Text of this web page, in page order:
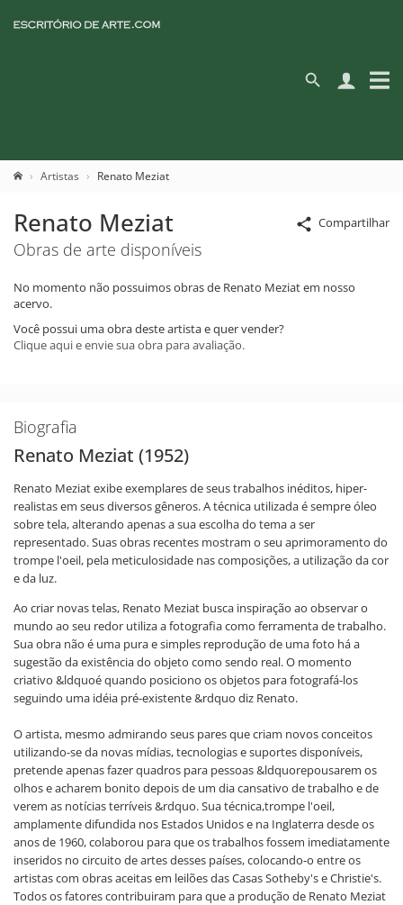
Artistas Renato Meziat
Compartilhar
Renato Meziat
Obras de arte disponíveis
No momento não possuimos obras de Renato Meziat em nosso
acervo.
Você possui uma obra deste artista e quer vender?
Clique aqui e envie sua obra para avaliação.
Biografia
Renato Meziat (1952)
Renato Meziat exibe exemplares de seus trabalhos inéditos, hiper-
realistas em seus diversos gêneros. A técnica utilizada é sempre óleo
sobre tela, alterando apenas a sua escolha do tema a ser
representado. Suas obras recentes mostram o seu aprimoramento do
trompe l'oeil, pela meticulosidade nas composições, a utilização da cor
e da luz.
Ao criar novas telas, Renato Meziat busca inspiração ao observar o
mundo ao seu redor utiliza a fotografia como ferramenta de trabalho.
Sua obra não é uma pura e simples reprodução de uma foto há a
sugestão da existência do objeto como sendo real. O momento
criativo &ldquoé quando posiciono os objetos para fotografá-los
seguindo uma idéia pré-existente &rdquo diz Renato.
O artista, mesmo admirando seus pares que criam novos conceitos
utilizando-se da novas mídias, tecnologias e suportes disponíveis,
pretende apenas fazer quadros para pessoas &ldquorepousarem os
olhos e acharem bonito depois de um dia cansativo de trabalho e de
verem as notícias terríveis &rdquo. Sua técnica,trompe l'oeil,
amplamente difundida nos Estados Unidos e na Inglaterra desde os
anos de 1960, colaborou para que os trabalhos fossem imediatamente
inseridos no circuito de artes desses países, colocando-o entre os
artistas com obras aceitas em leilões das Casas Sotheby's e Christie's.
Todos os fatores contribuiram para que a produção de Renato Meziat